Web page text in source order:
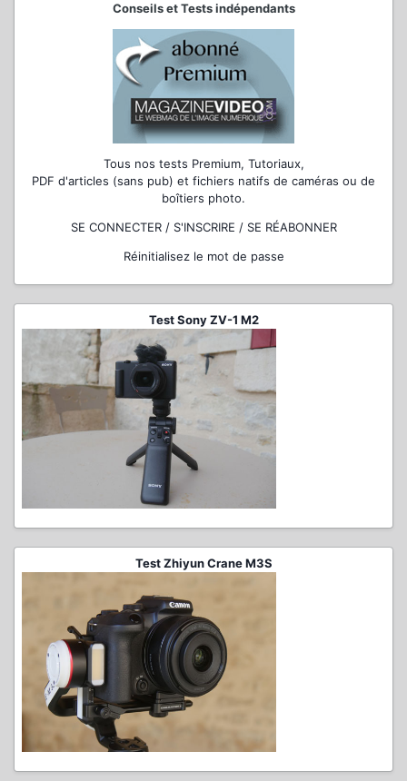
Conseils et Tests indépendants
Tous nos tests Premium, Tutoriaux,
PDF d'articles (sans pub) et fichiers natifs de caméras ou de
boîtiers photo.
SE CONNECTER / S'INSCRIRE / SE RÉABONNER
Réinitialisez le mot de passe
Test Sony ZV-1 M2
Test Zhiyun Crane M3S